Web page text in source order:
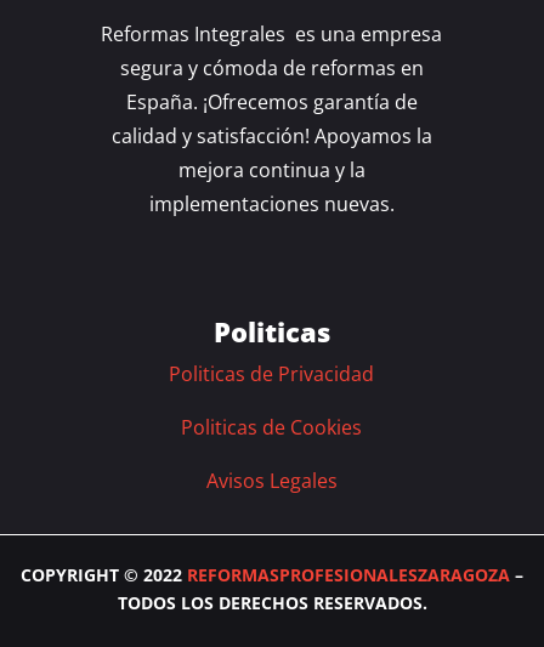
Reformas Integrales es una empresa
segura y cómoda de reformas en
España. ¡Ofrecemos garantía de
calidad y satisfacción! Apoyamos la
mejora continua y la
implementaciones nuevas.
Politicas
Politicas de Privacidad
Politicas de Cookies
Avisos Legales
COPYRIGHT © 2022 REFORMASPROFESIONALESZARAGOZA –
TODOS LOS DERECHOS RESERVADOS.